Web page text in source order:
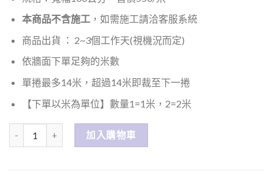
本商品不含施工，如需施工請洽客服系統
商品出貨 ： 2~3個工作天(視機況而定)
依牆面下單足夠的米數
單捲最多14米，超過14米即裁至下一捲
【下單以米為單位】數量1=1米，2=2米
加入購物車